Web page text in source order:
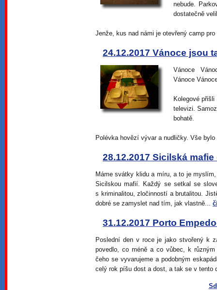
nebude.
dostatečně
Jenže, kus nad námi je otevřený camp
24.12.2017 Vánoce jsou
Vánoce
Vánoce
Kolegové
televizi.
bohatě.
Polévka hovězí vývar a nudličky. Vše
28.12.2017 Sicilská mafie
Máme svátky klidu a míru, a to je
Sicilskou mafií. Každý se setkal se
s kriminalitou, zločinností a brutalitou.
dobré se zamyslet nad tím, jak vlastně...
31.12.2017 Porto
Poslední den v roce je jako stvořený k
povedlo, co méně a co vůbec, k
čeho se vyvarujeme a podobným
celý rok píšu dost a dost, a tak se v tento